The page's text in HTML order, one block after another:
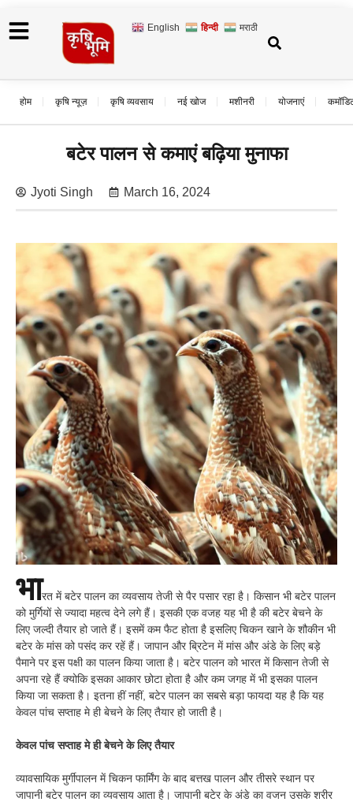
English हिन्दी मराठी
होम कृषि न्यूज़ कृषि व्यवसाय नई खोज मशीनरी योजनाएं
बटेर पालन से कमाएं बढ़िया मुनाफा
Jyoti Singh March 16, 2024
भारत में बटेर पालन का व्यवसाय तेजी से पैर पसार रहा है। किसान भी बटेर पालन
को मुर्गियों से ज्यादा महत्व देने लगे हैं। इसकी एक वजह यह भी है की बटेर बेचने के
लिए जल्दी तैयार हो जाते हैं। इसमें कम फैट होता है इसलिए चिकन खाने के शौकीन भी
बटेर के मांस को पसंद कर रहें हैं। जापान और ब्रिटेन में मांस और अंडे के लिए बड़े
पैमाने पर इस पक्षी का पालन किया जाता है। बटेर पालन को भारत में किसान तेजी से
अपना रहे हैं क्योकि इसका आकार छोटा होता है और कम जगह में भी इसका पालन
किया जा सकता है। इतना हीं नहीं, बटेर पालन का सबसे बड़ा फायदा यह है कि यह
केवल पांच सप्ताह मे ही बेचने के लिए तैयार हो जाती है।
केवल पांच सप्ताह मे ही बेचने के लिए तैयार
व्यावसायिक मुर्गीपालन में चिकन फार्मिंग के बाद बत्तख पालन और तीसरे स्थान पर
जापानी बटेर पालन का व्यवसाय आता है। जापानी बटेर के अंडे का वजन उसके शरीर